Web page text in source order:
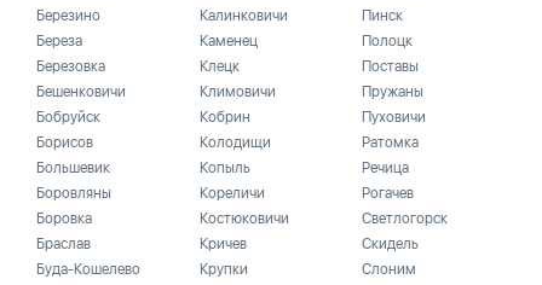
Березино
Береза
Березовка
Бешенковичи
Бобруйск
Борисов
Большевик
Боровляны
Боровка
Браслав
Буда-Кошелево
Калинковичи
Каменец
Клецк
Климовичи
Кобрин
Колодищи
Копыль
Кореличи
Костюковичи
Кричев
Крупки
Пинск
Полоцк
Поставы
Пружаны
Пуховичи
Ратомка
Речица
Рогачев
Светлогорск
Скидель
Слоним